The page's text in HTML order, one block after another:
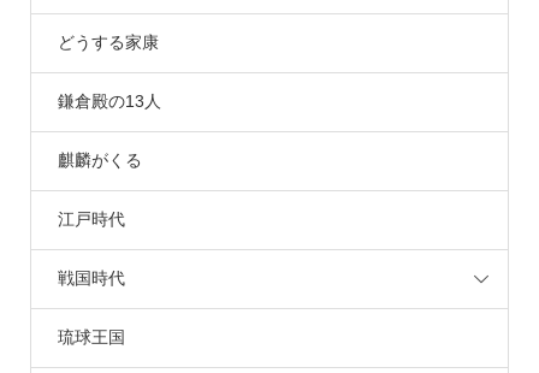
どうする家康
鎌倉殿の13人
麒麟がくる
江戸時代
戦国時代
琉球王国